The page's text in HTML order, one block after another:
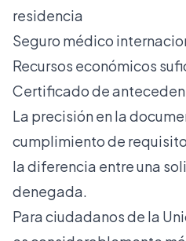
residencia
Seguro médico
Recursos económicos
Certificado de
La precisión en la
cumplimiento de
la diferencia entre una
denegada.
Para ciudadanos de la